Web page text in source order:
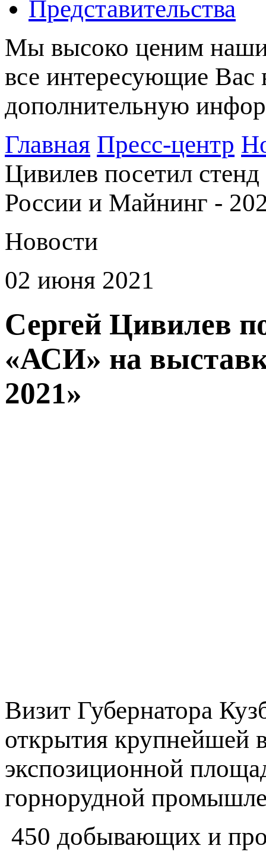
Представительства
Мы высоко ценим
все интересующие Вас
дополнительную
Главная Пресс-центр
Цивилев посетил
России и Майнинг -
Новости
02 июня 2021
Сергей Цивилев
«АСИ» на
2021»
Визит Губернатора
открытия крупнейшей
экспозиционной
горнорудной
450 добывающих и